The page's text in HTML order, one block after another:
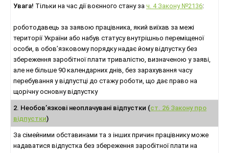
Увага! Тільки на час дії воєнного стану за ч. 4 Закону №2136:
роботодавець за заявою працівника, який виїхав за межі
території України або набув статусу внутрішньо переміщеної
особи, в обов’язковому порядку надає йому відпустку без
збереження заробітної плати тривалістю, визначеною у заяві,
але не більше 90 календарних днів, без зарахування часу
перебування у відпустці до стажу роботи, що дає право на
щорічну основну відпустку
2. Необов’язкові неоплачувані відпустки (ст. 26 Закону про
відпустки)
За сімейними обставинами та з інших причин працівнику може
надаватися відпустка без збереження заробітної плати на